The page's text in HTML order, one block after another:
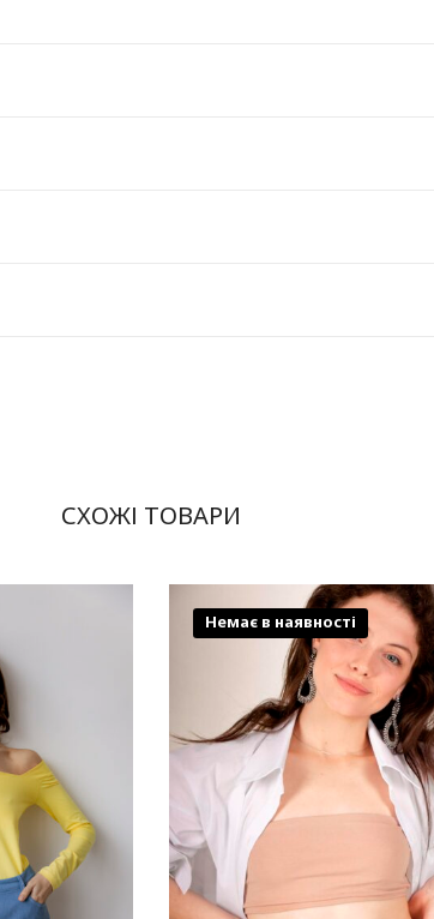
СХОЖІ ТОВАРИ
Немає в наявності